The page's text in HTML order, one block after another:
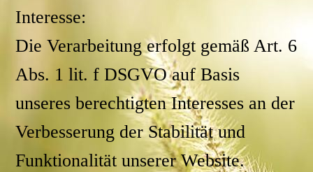
Interesse:
Die Verarbeitung erfolgt gemäß Art. 6
Abs. 1 lit. f DSGVO auf Basis
unseres berechtigten Interesses an der
Verbesserung der Stabilität und
Funktionalität unserer Website.